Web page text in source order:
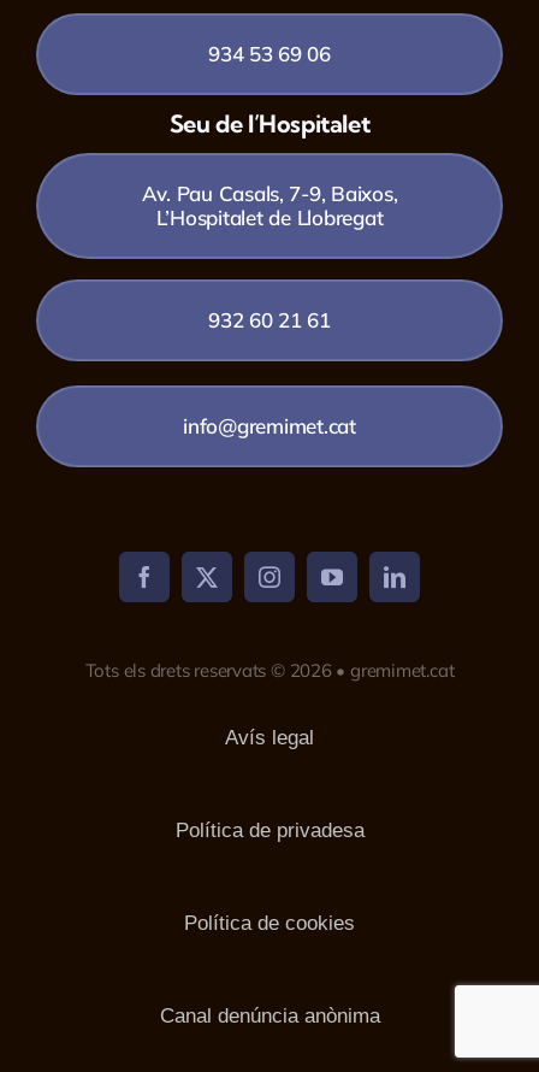
934 53 69 06
info@gremimet.cat
Seu de l’Hospitalet
Av. Pau Casals, 7-9, Baixos,
L’Hospitalet de Llobregat
932 60 21 61
Tots els drets reservats © 2026 • gremimet.cat
Avís legal
Política de privadesa
Política de cookies
Canal denúncia anònima